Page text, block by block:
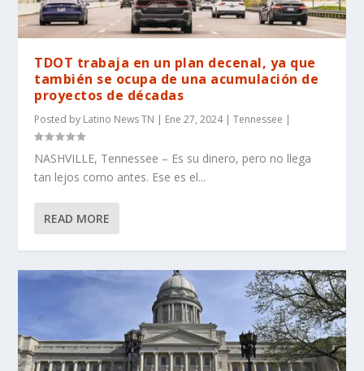
TDOT trabaja en un plan decenal, ya que
también se ocupa de una acumulación de
proyectos de décadas
Posted by Latino News TN | Ene 27, 2024|Tennessee |
NASHVILLE, Tennessee – Es su dinero, pero no llega
tan lejos como antes. Ese es el...
READ MORE